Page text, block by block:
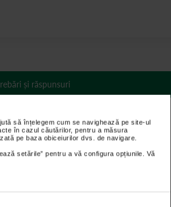
să înțelegem cum se navighează pe site-ul
în cazul căutărilor, pentru a măsura
pe baza obiceiurilor dvs. de navigare.
setările” pentru a vă configura opțiunile. Vă
și răspunsuri